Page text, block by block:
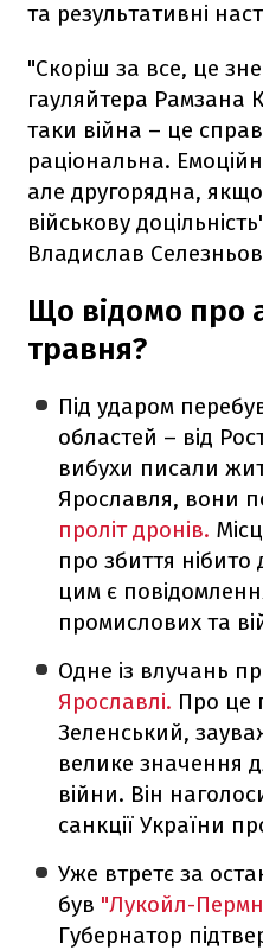
та результативні
"Скоріш за все, це
гауляйтера Рамзана
таки війна – це
раціональна.
але другорядна,
військову
Владислав
Що відомо про
травня?
Під ударом
областей – від
вибухи писали
Ярославля, вони
проліт дронів.
про збиття нібито
цим є
промислових та
Одне із влучань
Ярославлі. Про це
Зеленський,
велике значення
війни. Він
санкції України
Уже втретє за
був "Лукойл-
Губернатор